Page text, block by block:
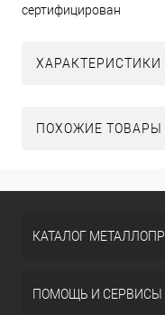
сертифицирован
ХАРАКТЕРИСТИКИ
ПОХОЖИЕ ТОВАРЫ
КАТАЛОГ
ПОМОЩЬ И СЕРВИСЫ